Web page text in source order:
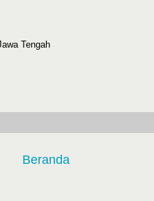
Tengah
Beranda